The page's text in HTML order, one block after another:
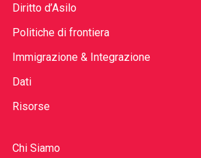
Diritto d’Asilo
Politiche di frontiera
Immigrazione & Integrazione
Dati
Risorse
Chi Siamo